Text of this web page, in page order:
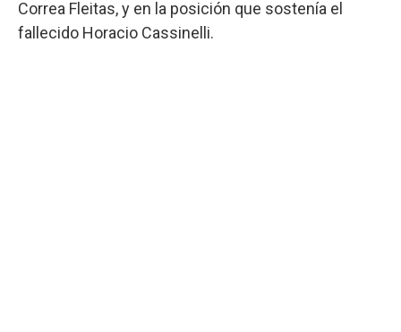
Correa Fleitas, y en la posición que sostenía el
fallecido Horacio Cassinelli.